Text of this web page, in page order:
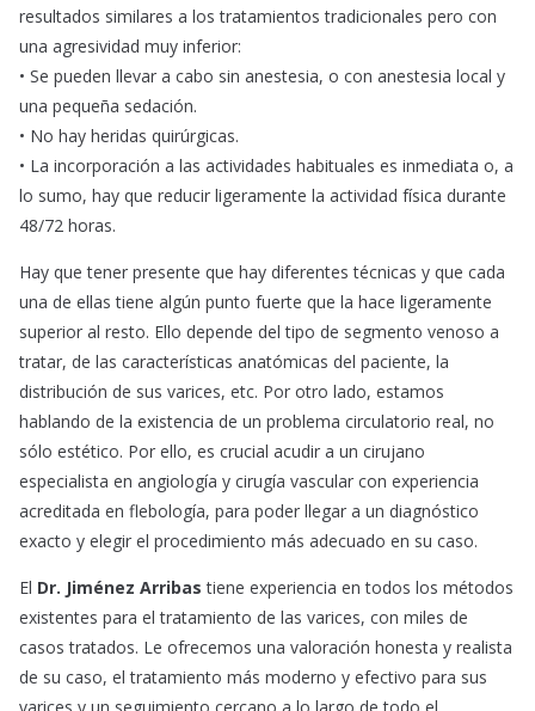
resultados similares a los tratamientos tradicionales pero con
una agresividad muy inferior:
• Se pueden llevar a cabo sin anestesia, o con anestesia local y
una pequeña sedación.
• No hay heridas quirúrgicas.
• La incorporación a las actividades habituales es inmediata o, a
lo sumo, hay que reducir ligeramente la actividad física durante
48/72 horas.
Hay que tener presente que hay diferentes técnicas y que cada
una de ellas tiene algún punto fuerte que la hace ligeramente
superior al resto. Ello depende del tipo de segmento venoso a
tratar, de las características anatómicas del paciente, la
distribución de sus varices, etc. Por otro lado, estamos
hablando de la existencia de un problema circulatorio real, no
sólo estético. Por ello, es crucial acudir a un cirujano
especialista en angiología y cirugía vascular con experiencia
acreditada en flebología, para poder llegar a un diagnóstico
exacto y elegir el procedimiento más adecuado en su caso.
El Dr. Jiménez Arribas tiene experiencia en todos los métodos
existentes para el tratamiento de las varices, con miles de
casos tratados. Le ofrecemos una valoración honesta y realista
de su caso, el tratamiento más moderno y efectivo para sus